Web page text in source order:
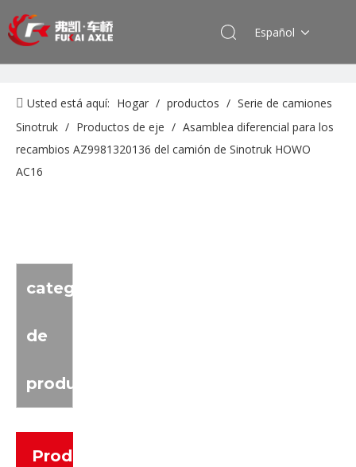
Español
Usted está aquí: Hogar / productos / Serie de camiones
Sinotruk / Productos de eje / Asamblea diferencial para los
recambios AZ9981320136 del camión de Sinotruk HOWO
AC16
categoria
de
producto
Productos